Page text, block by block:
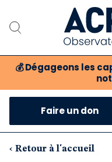
💰 Dégageons les
Notre
Nos
Faire un don
‹ Retour à l'accueil